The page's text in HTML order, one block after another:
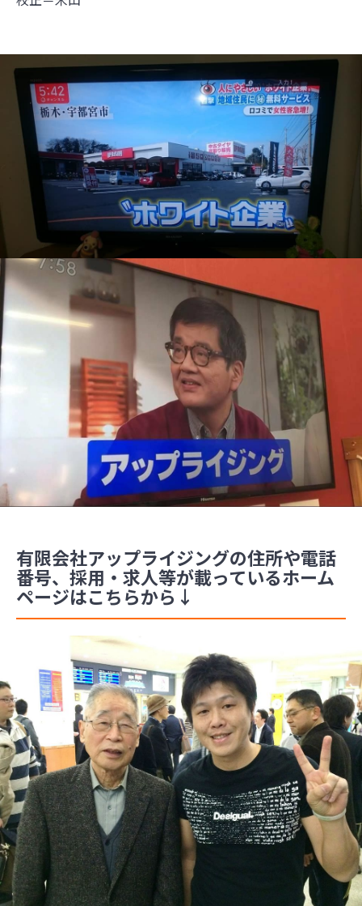
有限会社アップライジングの住所や電話
番号、採用・求人等が載っているホーム
ページはこちらから↓